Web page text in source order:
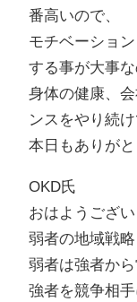
番高いので、
モチベーショ
する事が大事な
身体の健康、
ンスをやり続
本日もありがと
OKD氏
おはようござい
弱者の地域戦略
弱者は強者か
強者を競争相手